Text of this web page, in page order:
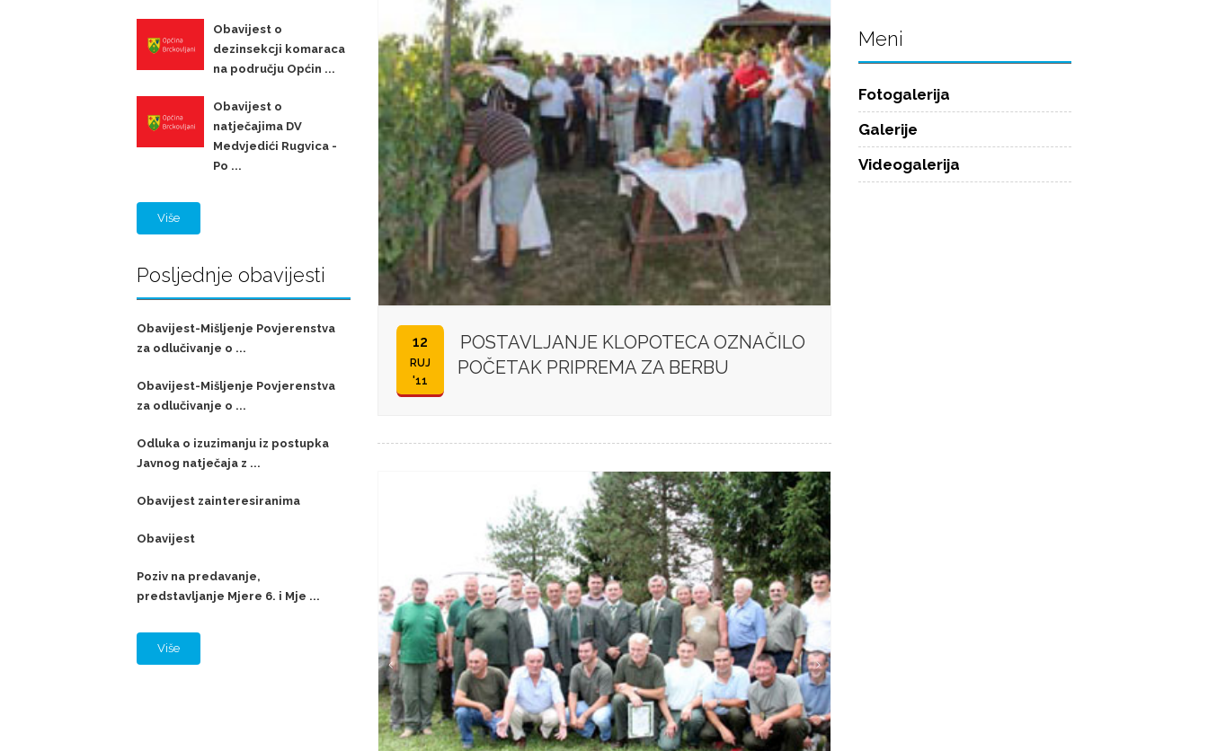
Obavijest o
dezinsekcji komaraca
na području Općin ...
Obavijest o
natječajima DV
Medvjedići Rugvica -
Po ...
Više
Posljednje obavijesti
Obavijest-Mišljenje Povjerenstva
za odlučivanje o ...
Obavijest-Mišljenje Povjerenstva
za odlučivanje o ...
Odluka o izuzimanju iz postupka
Javnog natječaja z ...
Obavijest zainteresiranima
Obavijest
Poziv na predavanje,
predstavljanje Mjere 6. i Mje ...
Više
12
RUJ
'11
POSTAVLJANJE KLOPOTECA OZNAČILO
POČETAK PRIPREMA ZA BERBU
Meni
Fotogalerija
Galerije
Videogalerija